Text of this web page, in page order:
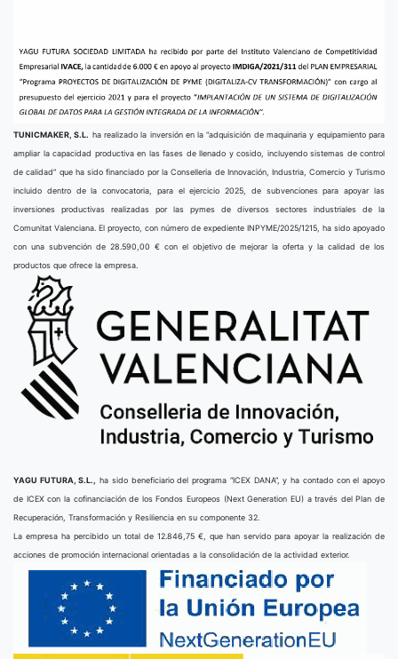
TUNICMAKER, S.L. ha realizado la inversión en la “adquisición de maquinaria y equipamiento para
ampliar la capacidad productiva en las fases de llenado y cosido, incluyendo sistemas de control
de calidad” que ha sido financiado por la Conselleria de Innovación, Industria, Comercio y Turismo
incluido dentro de la convocatoria, para el ejercicio 2025, de subvenciones para apoyar las
inversiones productivas realizadas por las pymes de diversos sectores industriales de la
Comunitat Valenciana. El proyecto, con número de expediente INPYME/2025/1215, ha sido apoyado
con una subvención de 28.590,00 € con el objetivo de mejorar la oferta y la calidad de los
productos que ofrece la empresa.
YAGU FUTURA, S.L.,
ha sido beneficiario del programa “ICEX DANA”, y ha contado con el apoyo
de ICEX con la cofinanciación de los Fondos Europeos (Next Generation EU) a través del Plan de
Recuperación, Transformación y Resiliencia en su componente 32.
La empresa ha percibido un total de 12.846,75 €, que han servido para apoyar la realización de
acciones de promoción internacional orientadas a la consolidación de la actividad exterior.